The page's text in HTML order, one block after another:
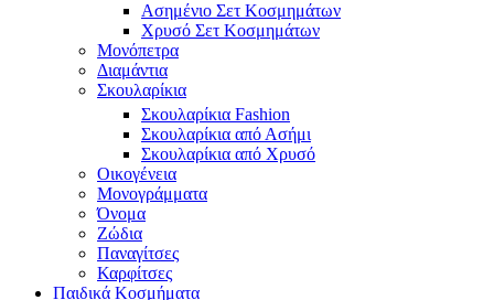
Ασημένιο Σετ Κοσμημάτων
Χρυσό Σετ Κοσμημάτων
Μονόπετρα
Διαμάντια
Σκουλαρίκια
Σκουλαρίκια Fashion
Σκουλαρίκια από Ασήμι
Σκουλαρίκια από Χρυσό
Οικογένεια
Μονογράμματα
Όνομα
Ζώδια
Παναγίτσες
Καρφίτσες
Παιδικά Κοσμήματα